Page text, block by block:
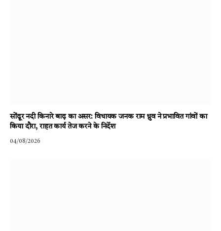
सोंढूर नदी किनारे बाढ़ का असर: विधायक जनक राम ध्रुव ने प्रभावित गांवों का
किया दौरा, राहत कार्य तेज करने के निर्देश
04/08/2026